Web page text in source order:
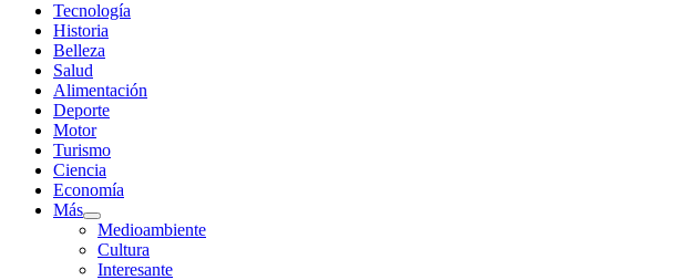
Tecnología
Historia
Belleza
Salud
Alimentación
Deporte
Motor
Turismo
Ciencia
Economía
Más
Mostrar
el
submenú
Medioambiente
Cultura
Interesante